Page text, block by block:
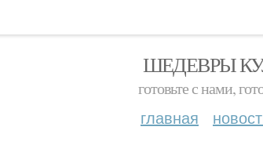
ШЕДЕВРЫ
готовьте с нами,
главная